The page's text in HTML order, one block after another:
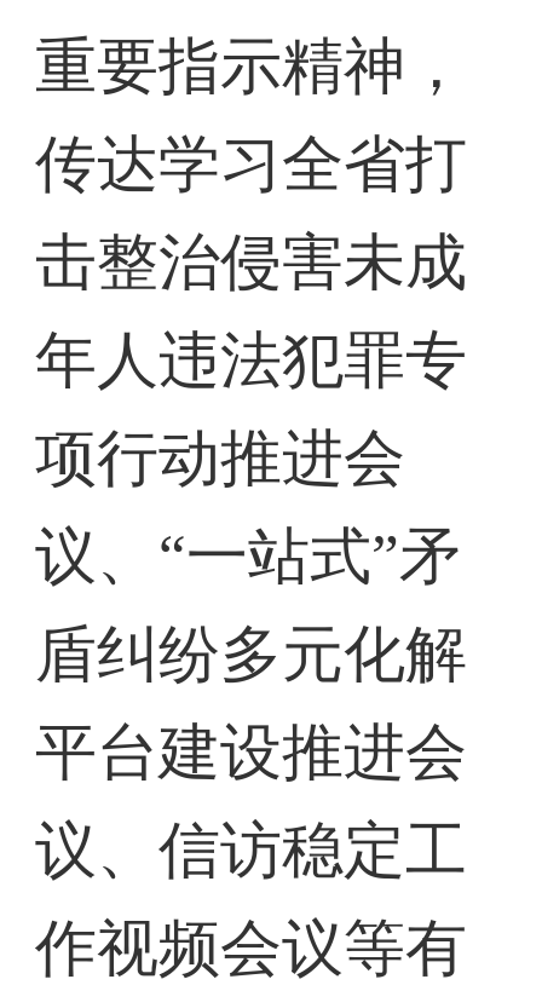
重要指示精神，
传达学习全省打
击整治侵害未成
年人违法犯罪专
项行动推进会
议、“一站式”矛
盾纠纷多元化解
平台建设推进会
议、信访稳定工
作视频会议等有